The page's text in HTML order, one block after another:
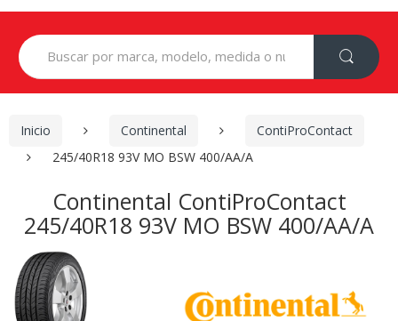
Search
for:
Inicio Continental
ContiProContact
245/40R18 93V MO BSW 400/AA/A
Continental ContiProContact
245/40R18 93V MO BSW 400/AA/A